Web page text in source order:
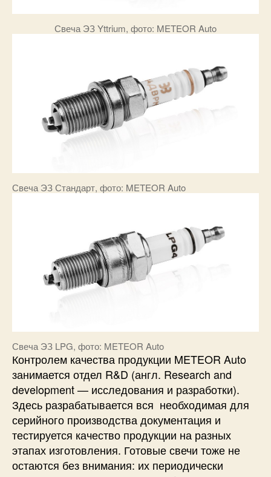
Свеча ЭЗ Yttrium, фото: METEOR Auto​​
Свеча ЭЗ Стандарт, фото: METEOR Auto​​
Свеча ЭЗ LPG, фото: METEOR Auto​​
Контролем качества продукции METEOR Auto
занимается отдел R&D (англ. Research and
development — исследования и разработки).
Здесь разрабатывается вся необходимая для
серийного производства документация и
тестируется качество продукции на разных
этапах изготовления. Готовые свечи тоже не
остаются без внимания: их периодически